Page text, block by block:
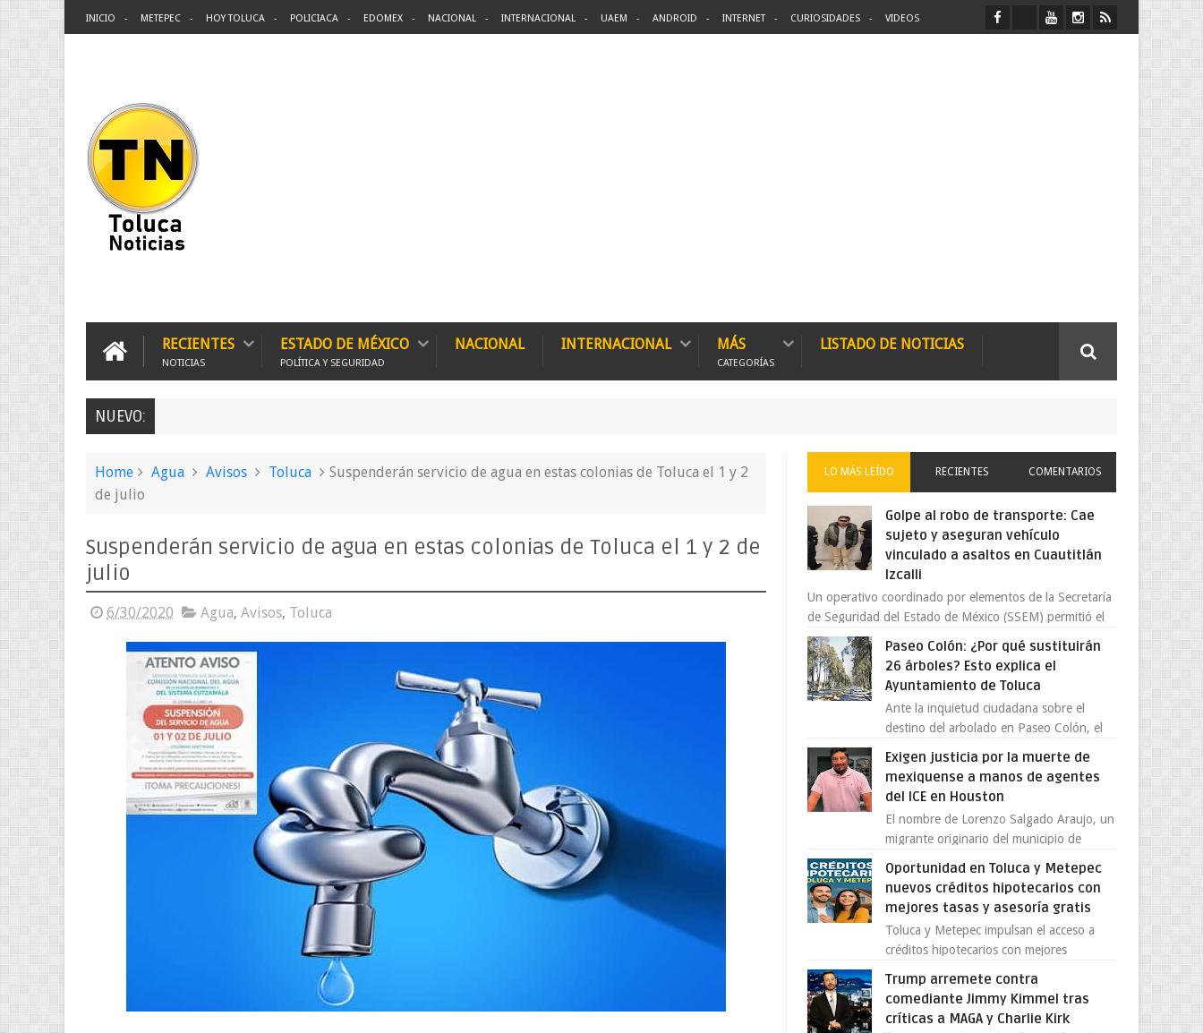
INICIO METEPEC HOY TOLUCA POLICIACA EDOMEX NACIONAL INTERNACIONAL UAEM ANDROID INTERNET CURIOSIDADES VIDEOS
RECIENTES
NOTICIAS
ESTADO DE MÉXICO
POLÍTICA Y SEGURIDAD
NACIONAL INTERNACIONAL MÁS
CATEGORÍAS
LISTADO DE NOTICIAS
NUEVO:
Home Agua Avisos Toluca
Suspenderán servicio de agua en estas colonias de Toluca el 1 y 2
de julio
Suspenderán servicio de agua en estas colonias de Toluca el 1 y 2 de
julio
6/30/2020 Agua, Avisos, Toluca
LO MÁS LEÍDO RECIENTES COMENTARIOS
Golpe al robo de transporte: Cae
sujeto y aseguran vehículo
vinculado a asaltos en Cuautitlán
Izcalli
Un operativo coordinado por elementos de la Secretaría
de Seguridad del Estado de México (SSEM) permitió el
aseguramiento de un vehículo vin...
Paseo Colón: ¿Por qué sustituirán
26 árboles? Esto explica el
Ayuntamiento de Toluca
Ante la inquietud ciudadana sobre el
destino del arbolado en Paseo Colón, el
solo 26 ejemplares será...
Exigen justicia por la muerte de
mexiquense a manos de agentes
del ICE en Houston
El nombre de Lorenzo Salgado Araujo, un
migrante originario del municipio de
convertido en el centro de un...
Oportunidad en Toluca y Metepec
nuevos créditos hipotecarios con
mejores tasas y asesoría gratis
Toluca y Metepec impulsan el acceso a
créditos hipotecarios con mejores
emprendedores Con la creciente neces...
Trump arremete contra
comediante Jimmy Kimmel tras
críticas a MAGA y Charlie Kirk